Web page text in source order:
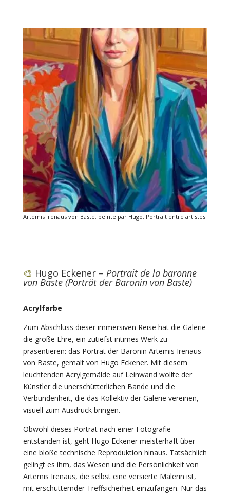
Artemis Irenäus von Baste, peinte par Hugo. Portrait entre artistes.
🎨 Hugo Eckener – Portrait de la baronne
von Baste (Porträt der Baronin von Baste)
Acrylfarbe
Zum Abschluss dieser immersiven Reise hat die Galerie
die große Ehre, ein zutiefst intimes Werk zu
präsentieren: das Porträt der Baronin Artemis Irenäus
von Baste, gemalt von Hugo Eckener. Mit diesem
leuchtenden Acrylgemälde auf Leinwand wollte der
Künstler die unerschütterlichen Bande und die
Verbundenheit, die das Kollektiv der Galerie vereinen,
visuell zum Ausdruck bringen.
Obwohl dieses Porträt nach einer Fotografie
entstanden ist, geht Hugo Eckener meisterhaft über
eine bloße technische Reproduktion hinaus. Tatsächlich
gelingt es ihm, das Wesen und die Persönlichkeit von
Artemis Irenäus, die selbst eine versierte Malerin ist,
mit erschütternder Treffsicherheit einzufangen. Nur das